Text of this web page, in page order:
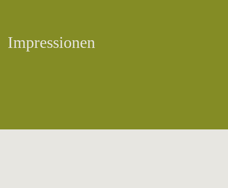
Impressionen